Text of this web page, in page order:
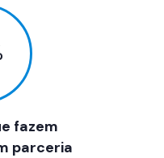
fazem
parceria